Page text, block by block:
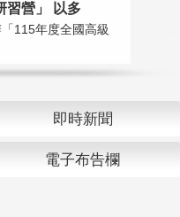
習營」 以多
115年度全國高級
即時新聞
電子布告欄